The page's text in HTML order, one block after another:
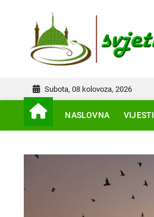
Subota, 08 kolovoza, 2026
NASLOVNA VIJESTI